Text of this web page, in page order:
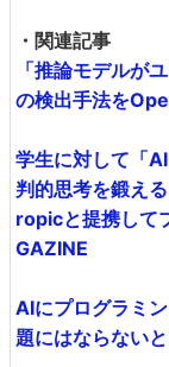
・関連記事
「推論モデルが
の検出手法を
学生に対して「
判的思考を鍛え
ropicと提携して
GAZINE
AIにプログラミ
題にはならない